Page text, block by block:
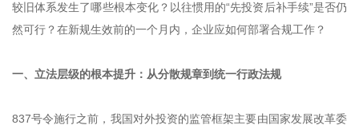
较旧体系发生了哪些根本变化？以往惯用的“先投资后补手续”是否仍
然可行？在新规生效前的一个月内，企业应如何部署合规工作？
一、立法层级的根本提升：从分散规章到统一行政法规
837号令施行之前，我国对外投资的监管框架主要由国家发展改革委